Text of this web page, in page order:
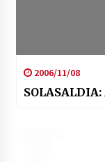
2006/11/08